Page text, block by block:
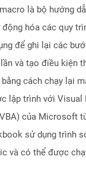
là bộ hướng
động hóa các quy
để ghi lại các
và tạo điều kiện
cách chạy lại
lập trình với Visual
của Microsoft
sử dụng trình
và có thể được